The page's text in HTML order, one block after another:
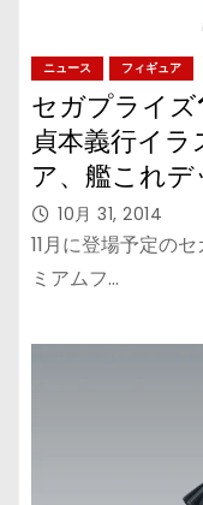
ニュース フィギュア
セガプライズ
貞本義行イ
ア、艦これデ
対になる『キ
10月 31, 2014
11月に登場予定の
ミアムフ…